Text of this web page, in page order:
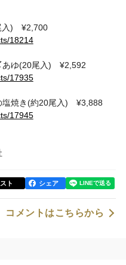
入) ¥2,700
18214
あゆ(20尾入) ¥2,592
17935
塩焼き(約20尾入) ¥3,888
17945
ト シェア
コメントはこちらから